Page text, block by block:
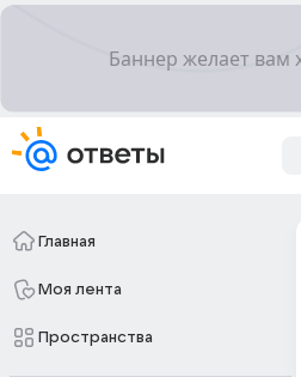
Главная
Моя лента
Пространства